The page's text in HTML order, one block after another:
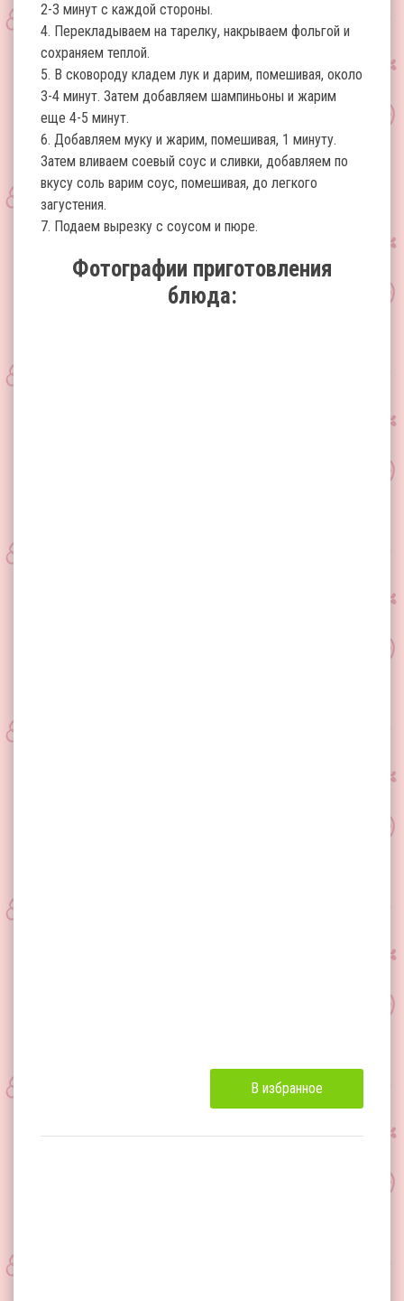
2-3 минут с каждой стороны.
4. Перекладываем на тарелку, накрываем фольгой и
сохраняем теплой.
5. В сковороду кладем лук и дарим, помешивая, около
3-4 минут. Затем добавляем шампиньоны и жарим
еще 4-5 минут.
6. Добавляем муку и жарим, помешивая, 1 минуту.
Затем вливаем соевый соус и сливки, добавляем по
вкусу соль варим соус, помешивая, до легкого
загустения.
7. Подаем вырезку с соусом и пюре.
Фотографии приготовления
блюда:
В избранное